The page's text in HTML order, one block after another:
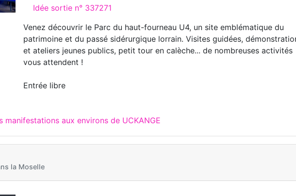
Idée sortie n° 337271
Venez découvrir le Parc du haut-fourneau U4, un site emblématique du
patrimoine et du passé sidérurgique lorrain. Visites guidées,
et ateliers jeunes publics, petit tour en calèche... de nombreuses activités
vous attendent !
Entrée libre
manifestations aux environs de UCKANGE
la Moselle